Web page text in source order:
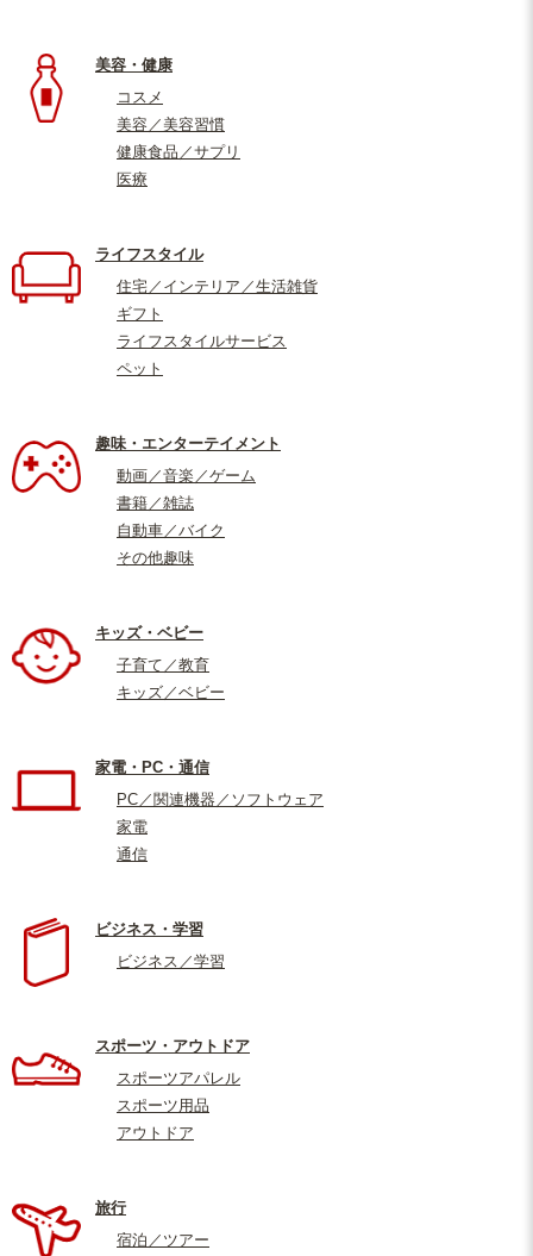
美容・健康
コスメ
美容／美容習慣
健康食品／サプリ
医療
ライフスタイル
住宅／インテリア／生活雑貨
ギフト
ライフスタイルサービス
ペット
趣味・エンターテイメント
動画／音楽／ゲーム
書籍／雑誌
自動車／バイク
その他趣味
キッズ・ベビー
子育て／教育
キッズ／ベビー
家電・PC・通信
PC／関連機器／ソフトウェア
家電
通信
ビジネス・学習
ビジネス／学習
スポーツ・アウトドア
スポーツアパレル
スポーツ用品
アウトドア
旅行
宿泊／ツアー